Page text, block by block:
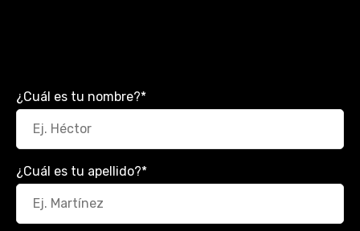
¿Cuál es tu nombre?*
¿Cuál es tu apellido?*